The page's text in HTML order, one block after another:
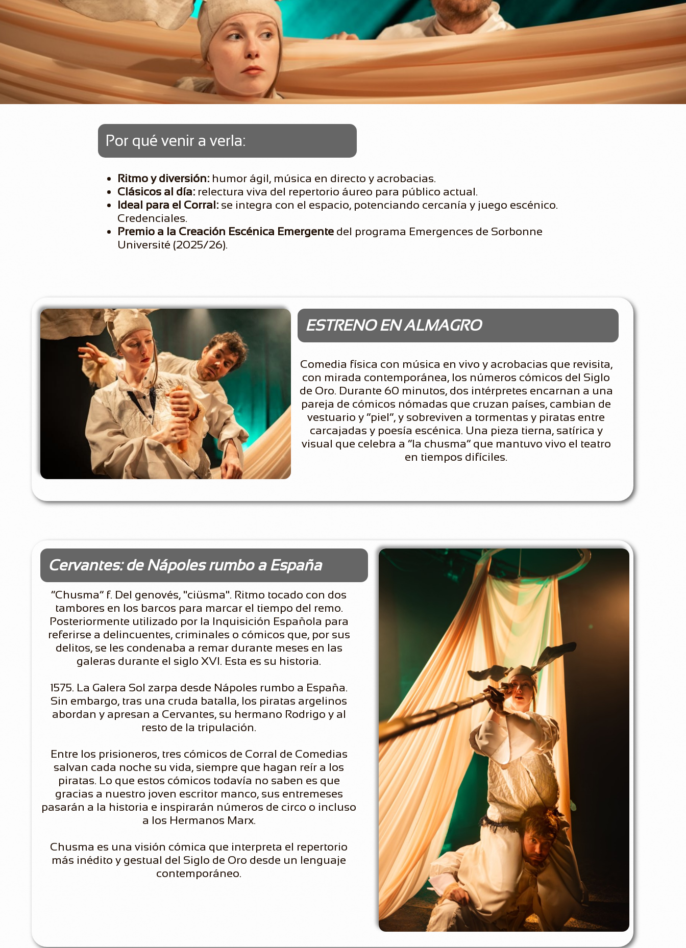
Ritmo y diversión: humor ágil, música en directo y acrobacias.
Clásicos al día: relectura viva del repertorio áureo para público actual.
Ideal para el Corral: se integra con el espacio, potenciando cercanía y juego escénico.
Credenciales.
Premio a la Creación Escénica Emergente del programa Emergences de Sorbonne
Université (2025/26).
Por qué venir a verla:
Comedia física con música en vivo y acrobacias que revisita,
con mirada contemporánea, los números cómicos del Siglo
de Oro. Durante 60 minutos, dos intérpretes encarnan a una
pareja de cómicos nómadas que cruzan países, cambian de
vestuario y “piel”, y sobreviven a tormentas y piratas entre
carcajadas y poesía escénica. Una pieza tierna, satírica y
visual que celebra a “la chusma” que mantuvo vivo el teatro
en tiempos difíciles.
ESTRENO EN ALMAGRO
“Chusma” f. Del genovés, "ciüsma". Ritmo tocado con dos
tambores en los barcos para marcar el tiempo del remo.
Posteriormente utilizado por la Inquisición Española para
referirse a delincuentes, criminales o cómicos que, por sus
delitos, se les condenaba a remar durante meses en las
galeras durante el siglo XVI. Esta es su historia.
1575. La Galera Sol zarpa desde Nápoles rumbo a España.
Sin embargo, tras una cruda batalla, los piratas argelinos
abordan y apresan a Cervantes, su hermano Rodrigo y al
resto de la tripulación.
Entre los prisioneros, tres cómicos de Corral de Comedias
salvan cada noche su vida, siempre que hagan reír a los
piratas. Lo que estos cómicos todavía no saben es que
gracias a nuestro joven escritor manco, sus entremeses
pasarán a la historia e inspirarán números de circo o incluso
a los Hermanos Marx.
Chusma es una visión cómica que interpreta el repertorio
más inédito y gestual del Siglo de Oro desde un lenguaje
contemporáneo.
Cervantes: de Nápoles rumbo a España